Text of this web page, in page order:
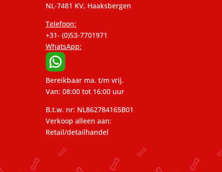
NL-7481 KV, Haaksbergen
Telefoon:
+31- (0)53-7701971
WhatsApp:
Bereikbaar ma. t/m vrij.
Van: 08:00 tot 16:00 uur
B.t.w. nr: NL862784165B01
Verkoop alleen aan:
Retail/detailhandel